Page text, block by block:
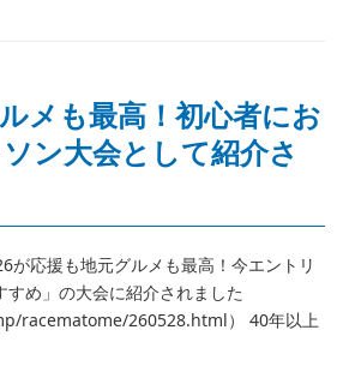
メも最高！初心者にお
ン大会として紹介さ
が応援も地元グルメも最高！今エントリ
すめ」の大会に紹介されました
racematome/260528.html） 40年以上